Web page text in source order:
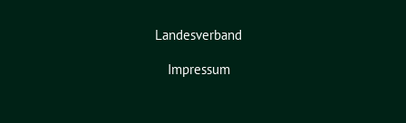
Landesverband
Impressum